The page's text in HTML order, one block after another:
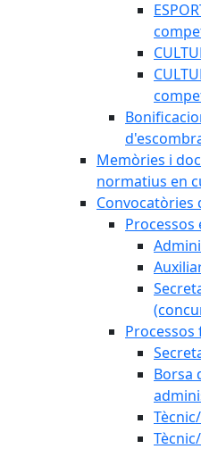
Memòries i
normatius en
Convocatòries
Processos
Borsa